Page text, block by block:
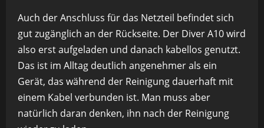
Auch der Anschluss für das Netzteil befindet sich
gut zugänglich an der Rückseite. Der Diver A10 wird
also erst aufgeladen und danach kabellos genutzt.
Das ist im Alltag deutlich angenehmer als ein
Gerät, das während der Reinigung dauerhaft mit
einem Kabel verbunden ist. Man muss aber
natürlich daran denken, ihn nach der Reinigung